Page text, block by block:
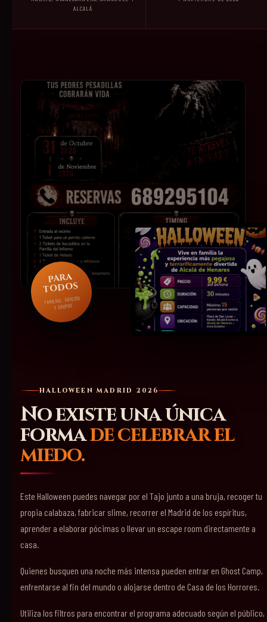
ALCALÁ
PARA
TODOS
FAMILIAS, ADULTOS
Y GRUPOS
HALLOWEEN MADRID 2026
No existe una única
formade celebrar el
miedo.
Este Halloween puedes navegar por el Tajo junto a una bruja, recoger tu
propia calabaza, fabricar slime, recorrer el Madrid de los espíritus,
aprender a elaborar pócimas o llevar un escape room directamente a
casa.
Quienes busquen una noche más intensa pueden entrar en Ghost Camp,
enfrentarse al fin del mundo o alojarse dentro de Casa de los Horrores.
Utiliza los filtros para encontrar el programa adecuado según el público,